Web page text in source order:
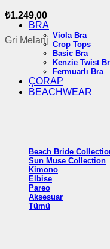
BRA
Viola Bra
Crop Tops
Basic Bra
Kenzie Twist
Fermuarlı Bra
ÇORAP
BEACHWEAR
Beach Bride
Sun Muse Collection
Kimono
Elbise
Pareo
Aksesuar
Tümü
₺1.249,00
Gri Melanj